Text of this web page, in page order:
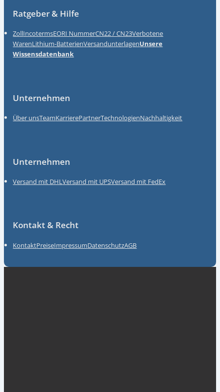
Ratgeber & Hilfe
ZollIncotermsEORI NummerCN22 / CN23Verbotene
WarenLithium-BatterienVersandunterlagenUnsere
Wissensdatenbank
Unternehmen
Über unsTeamKarrierePartnerTechnologienNachhaltigkeit
Unternehmen
Versand mit DHLVersand mit UPSVersand mit FedEx
Kontakt & Recht
KontaktPreiseImpressumDatenschutzAGB